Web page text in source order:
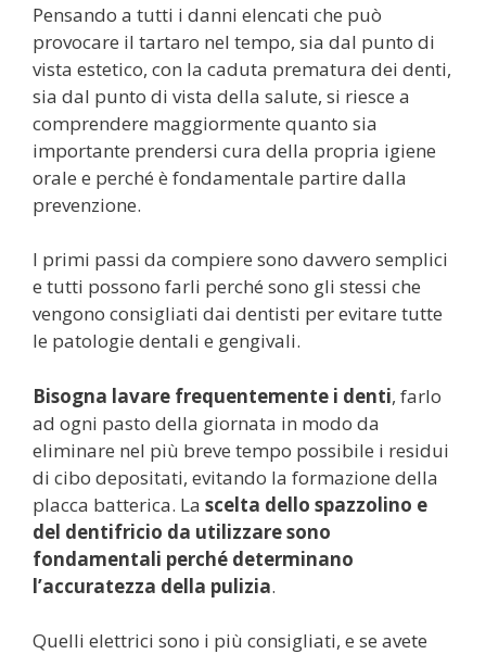
Pensando a tutti i danni elencati che può
provocare il tartaro nel tempo, sia dal punto di
vista estetico, con la caduta prematura dei denti,
sia dal punto di vista della salute, si riesce a
comprendere maggiormente quanto sia
importante prendersi cura della propria igiene
orale e perché è fondamentale partire dalla
prevenzione.
I primi passi da compiere sono davvero semplici
e tutti possono farli perché sono gli stessi che
vengono consigliati dai dentisti per evitare tutte
le patologie dentali e gengivali.
Bisogna lavare frequentemente i denti, farlo
ad ogni pasto della giornata in modo da
eliminare nel più breve tempo possibile i residui
di cibo depositati, evitando la formazione della
placca batterica. La scelta dello spazzolino e
del dentifricio da utilizzare sono
fondamentali perché determinano
l’accuratezza della pulizia.
Quelli elettrici sono i più consigliati, e se avete